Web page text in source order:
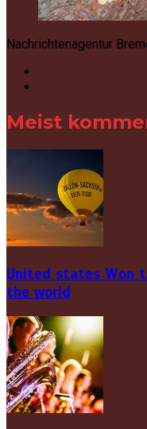
Nachrichtenagentur
Meist
United states Won
the world